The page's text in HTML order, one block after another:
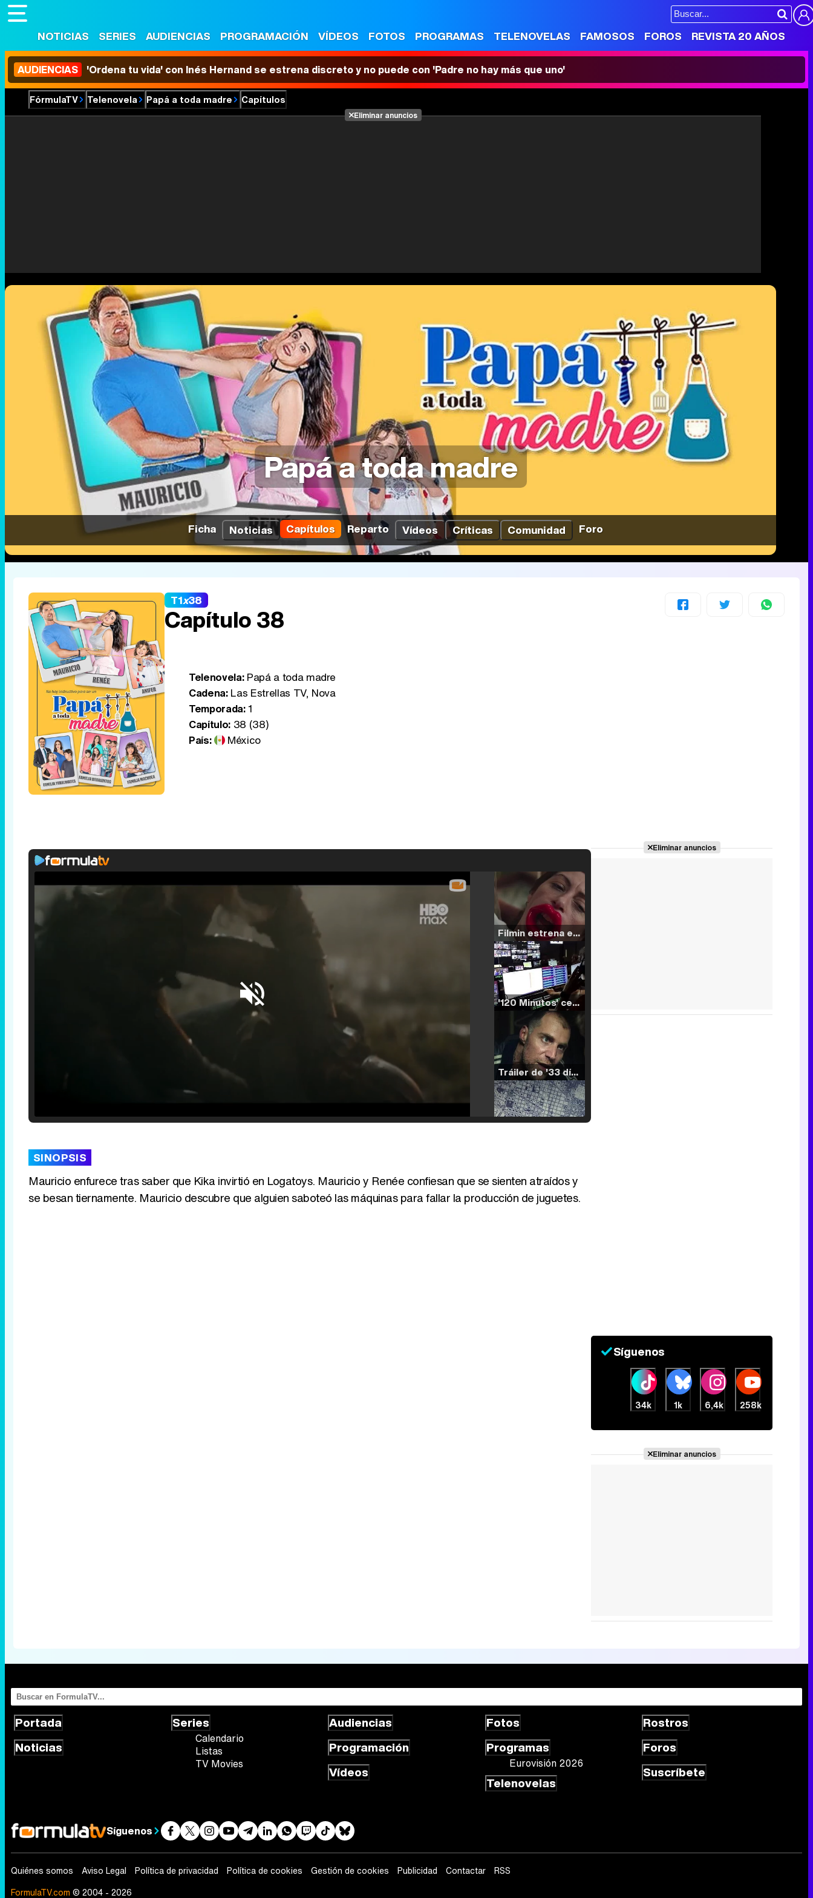
NOTICIAS SERIES AUDIENCIAS PROGRAMACIÓN VÍDEOS FOTOS PROGRAMAS TELENOVELAS FAMOSOS FOROS REVISTA 20 AÑOS
AUDIENCIAS 'Ordena tu vida' con Inés Hernand se estrena discreto y no puede con 'Padre no hay más que uno'
FórmulaTV Telenovela Papá a toda madre Capítulos
Eliminar anuncios
Papá a toda madre
Ficha Noticias Capítulos Reparto Vídeos Críticas Comunidad Foro
T1x38
Capítulo 38
Telenovela:Papá a toda madre
Cadena:Las Estrellas TV, Nova
Temporada:1
Capítulo:38 (38)
País:
México
Filmin estrena el tráiler de 'Millennial Mal', su nueva comedia universitaria de la mano de Lorena Iglesias
'120 Minutos' celebra sus 2.000 programas en Telemadrid con un vídeo del día a día en la redacción
Tráiler de '33 días', la nueva serie de Atresplayer con Julián Villagrán y José Manuel Poga
SINOPSIS
Mauricio enfurece tras saber que Kika invirtió en Logatoys. Mauricio y Renée confiesan que se sienten atraídos y
se besan tiernamente. Mauricio descubre que alguien saboteó las máquinas para fallar la producción de juguetes.
Eliminar anuncios
Síguenos
34k 1k 6,4k 258k
Eliminar anuncios
Portada
Noticias
Series
Calendario
Listas
TV Movies
Audiencias
Programación
Vídeos
Fotos
Programas
Eurovisión 2026
Telenovelas
Rostros
Foros
Suscríbete
Síguenos
Quiénes somos Aviso Legal Política de privacidad Política de cookies Gestión de cookies Publicidad Contactar
RSS
FormulaTV.com © 2004 - 2026